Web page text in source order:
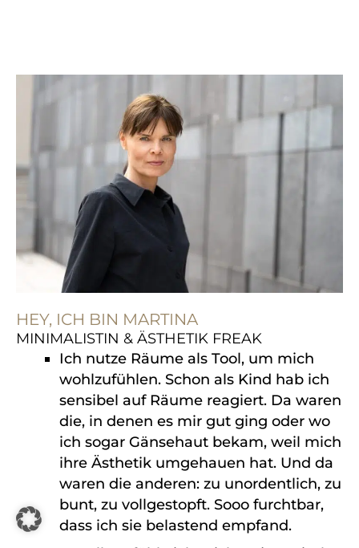
HEY, ICH BIN MARTINA
MINIMALISTIN & ÄSTHETIK FREAK
Ich nutze Räume als Tool, um mich
wohlzufühlen. Schon als Kind hab ich
sensibel auf Räume reagiert. Da waren
die, in denen es mir gut ging oder wo
ich sogar Gänsehaut bekam, weil mich
ihre Ästhetik umgehauen hat. Und da
waren die anderen: zu unordentlich, zu
bunt, zu vollgestopft. Sooo furchtbar,
dass ich sie belastend empfand.